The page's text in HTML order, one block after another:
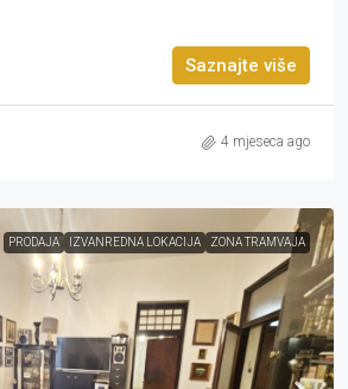
Saznajte više
4 mjeseca ago
PRODAJA IZVANREDNA LOKACIJA ZONA TRAMVAJA